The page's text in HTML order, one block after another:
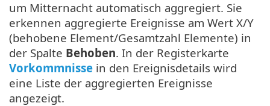
um Mitternacht automatisch aggregiert. Sie
erkennen aggregierte Ereignisse am Wert X/Y
(behobene Element/Gesamtzahl Elemente) in
der Spalte Behoben. In der Registerkarte
Vorkommnisse in den Ereignisdetails wird
eine Liste der aggregierten Ereignisse
angezeigt.